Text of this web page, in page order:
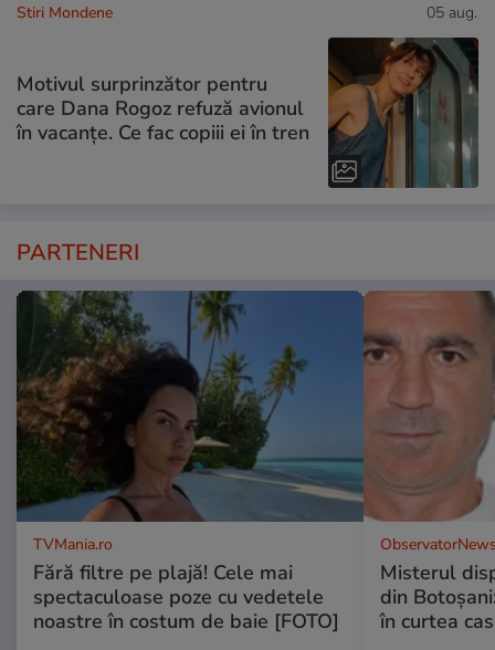
Stiri Mondene 05 aug.
Motivul surprinzător pentru
care Dana Rogoz refuză avionul
în vacanțe. Ce fac copiii ei în tren
PARTENERI
TVMania.ro
Fără filtre pe plajă! Cele mai
spectaculoase poze cu vedetele
noastre în costum de baie [FOTO]
Misterul
din
în curtea